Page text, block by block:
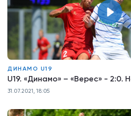
ДИНАМО U19
U19. «Динамо» – «Верес» - 2:0.
31.07.2021, 18:05